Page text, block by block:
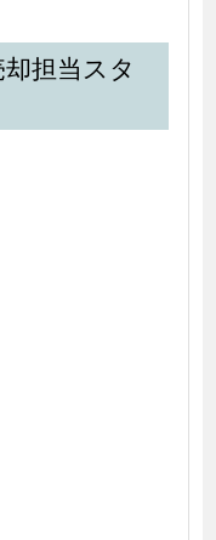
担当スタ